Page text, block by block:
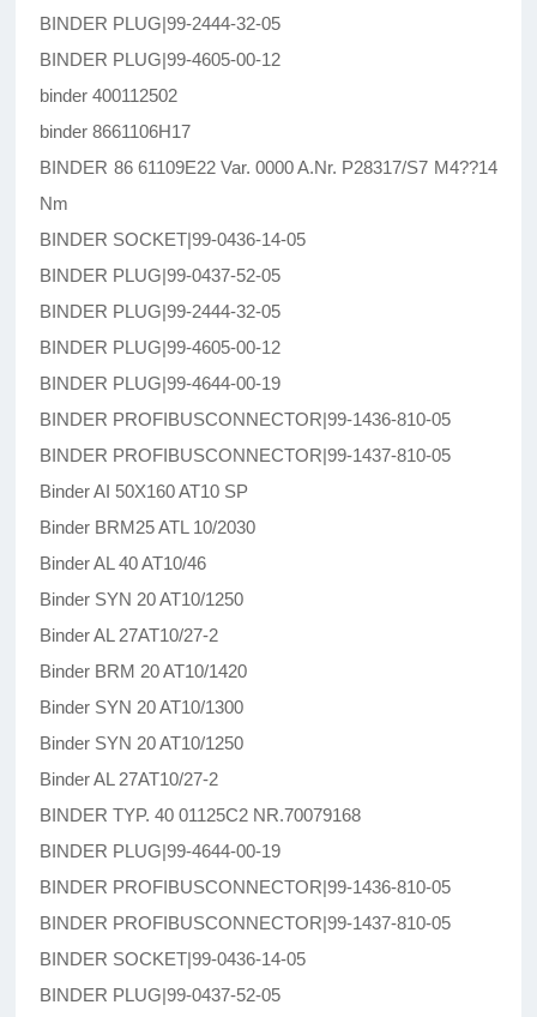
BINDER PLUG|99-2444-32-05
BINDER PLUG|99-4605-00-12
binder 400112502
binder 8661106H17
BINDER 86 61109E22 Var. 0000 A.Nr. P28317/S7 M4??14
Nm
BINDER SOCKET|99-0436-14-05
BINDER PLUG|99-0437-52-05
BINDER PLUG|99-2444-32-05
BINDER PLUG|99-4605-00-12
BINDER PLUG|99-4644-00-19
BINDER PROFIBUSCONNECTOR|99-1436-810-05
BINDER PROFIBUSCONNECTOR|99-1437-810-05
Binder AI 50X160 AT10 SP
Binder BRM25 ATL 10/2030
Binder AL 40 AT10/46
Binder SYN 20 AT10/1250
Binder AL 27AT10/27-2
Binder BRM 20 AT10/1420
Binder SYN 20 AT10/1300
Binder SYN 20 AT10/1250
Binder AL 27AT10/27-2
BINDER TYP. 40 01125C2 NR.70079168
BINDER PLUG|99-4644-00-19
BINDER PROFIBUSCONNECTOR|99-1436-810-05
BINDER PROFIBUSCONNECTOR|99-1437-810-05
BINDER SOCKET|99-0436-14-05
BINDER PLUG|99-0437-52-05